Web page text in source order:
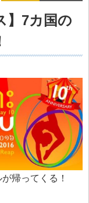
】7カ国の
帰ってくる！